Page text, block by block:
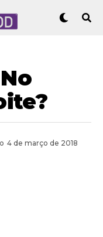
4 de março de 2018